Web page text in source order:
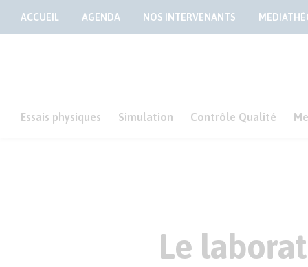
ACCUEIL AGENDA NOS INTERVENANTS
Essais physiques Simulation Contrôle Qualité
Le